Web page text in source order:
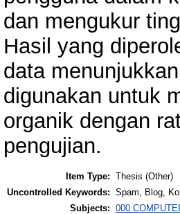
dan mengukur
Hasil yang
data
digunakan untuk
organik dengan
pengujian.
Item Type: Thesis (Other)
Uncontrolled Keywords: Spam, Blog,
Subjects: 000